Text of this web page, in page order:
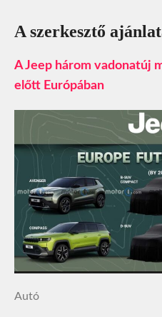
A szerkesztő
A Jeep három vadonatúj
előtt Európában
Autó